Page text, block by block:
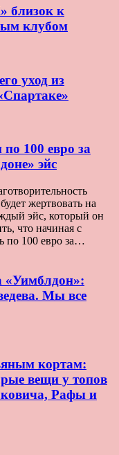
близок к
клубом
уход из
100 евро за
эйс
жертвовать на
эйс, который он
что начиная с
по 100 евро за…
«Уимблдон»:
Мы все
кортам:
вещи у топов
Рафы и